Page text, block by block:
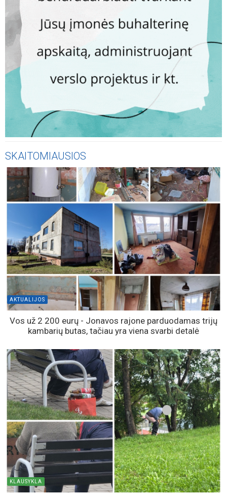
SKAITOMIAUSIOS
AKTUALIJOS
Vos už 2 200 eurų - Jonavos rajone parduodamas trijų
kambarių butas, tačiau yra viena svarbi detalė
KLAUSYKLA